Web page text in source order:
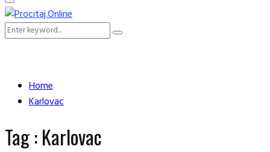
Primary
Menu
Search
Search
Home
Karlovac
Tag : Karlovac